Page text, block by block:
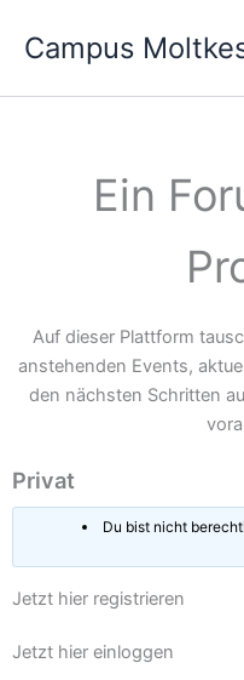
InhaltCampus
Ein
Auf dieser Plattform
anstehenden Events,
den nächsten Schritten
Privat
Du bist nicht
Jetzt hier registrieren
Jetzt hier einloggen